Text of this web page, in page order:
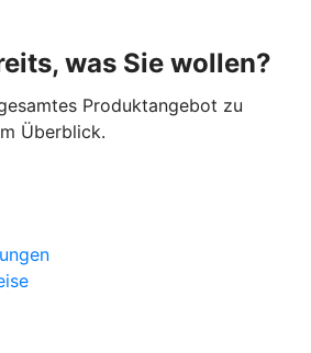
was Sie wollen?
Produktangebot zu
Überblick.